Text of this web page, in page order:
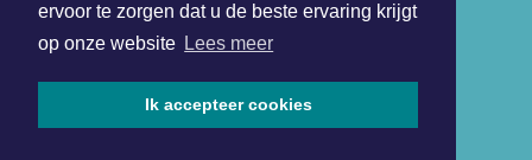
ervoor te zorgen dat u de beste ervaring krijgt
op onze website Lees meer
Ik accepteer cookies
Algemene voorwaarden
Disclaimer